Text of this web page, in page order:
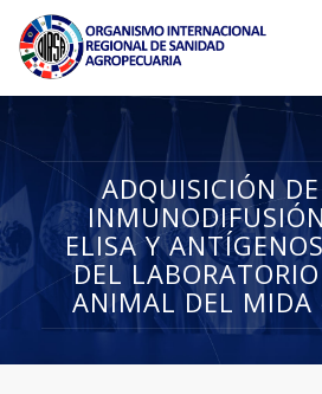
ADQUISICIÓN
ELISA Y
DEL
ANIMAL DEL MIDA